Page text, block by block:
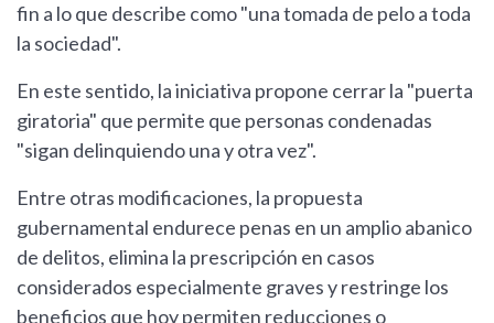
fin a lo que describe como "una tomada de pelo a toda
la sociedad".
En este sentido, la iniciativa propone cerrar la "puerta
giratoria" que permite que personas condenadas
"sigan delinquiendo una y otra vez".
Entre otras modificaciones, la propuesta
gubernamental endurece penas en un amplio abanico
de delitos, elimina la prescripción en casos
considerados especialmente graves y restringe los
beneficios que hoy permiten reducciones o